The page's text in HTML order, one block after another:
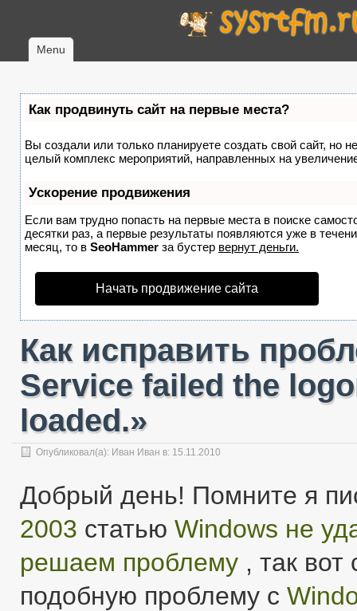
Menu
Как продвинуть сайт на первые места?
Вы создали или только планируете создать свой сайт, но
целый комплекс мероприятий, направленных на
Ускорение продвижения
Если вам трудно попасть на первые места в поиске
десятки раз, а первые результаты появляются уже в
месяц, то в SeoHammer за бустер вернут деньги.
Начать продвижение сайта
Как исправить
Service failed the
loaded.»
Опубликовал(а): Иван Иван в: 15.11.2010
Добрый день! Помните я
2003 статью Windows не
решаем проблему , так
подобную проблему с